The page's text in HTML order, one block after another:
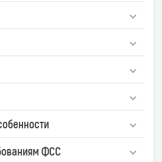
ФСС